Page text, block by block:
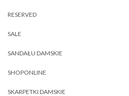
RESERVED
SALE
SANDAŁU DAMSKIE
SHOPONLINE
SKARPETKI DAMSKIE